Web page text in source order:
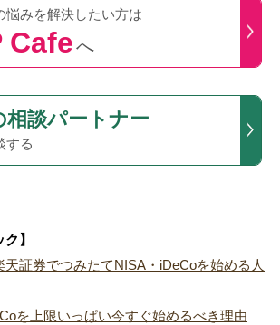
悩みを解決したい方は
Cafeへ
相談パートナー
する
】
証券でつみたてNISA・iDeCoを始める人
を上限いっぱい今すぐ始めるべき理由